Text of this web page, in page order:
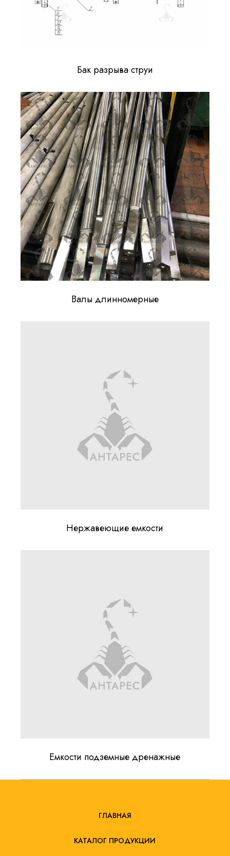
Бак разрыва струи
Валы длинномерные
Нержавеющие емкости
Емкости подземные дренажные
ГЛАВНАЯ
КАТАЛОГ ПРОДУКЦИИ